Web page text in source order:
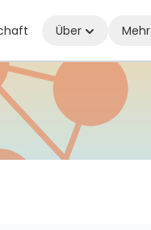
Über Mehr
Sie auch sind